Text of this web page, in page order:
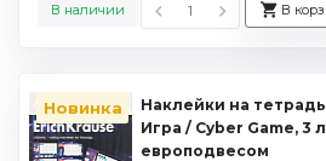
В наличии В
Новинка
Наклейки на
Игра / Cyber Game, 3
европодвесом